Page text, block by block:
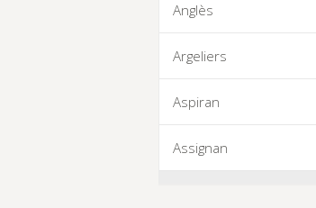
Anglès
Argeliers
Aspiran
Assignan